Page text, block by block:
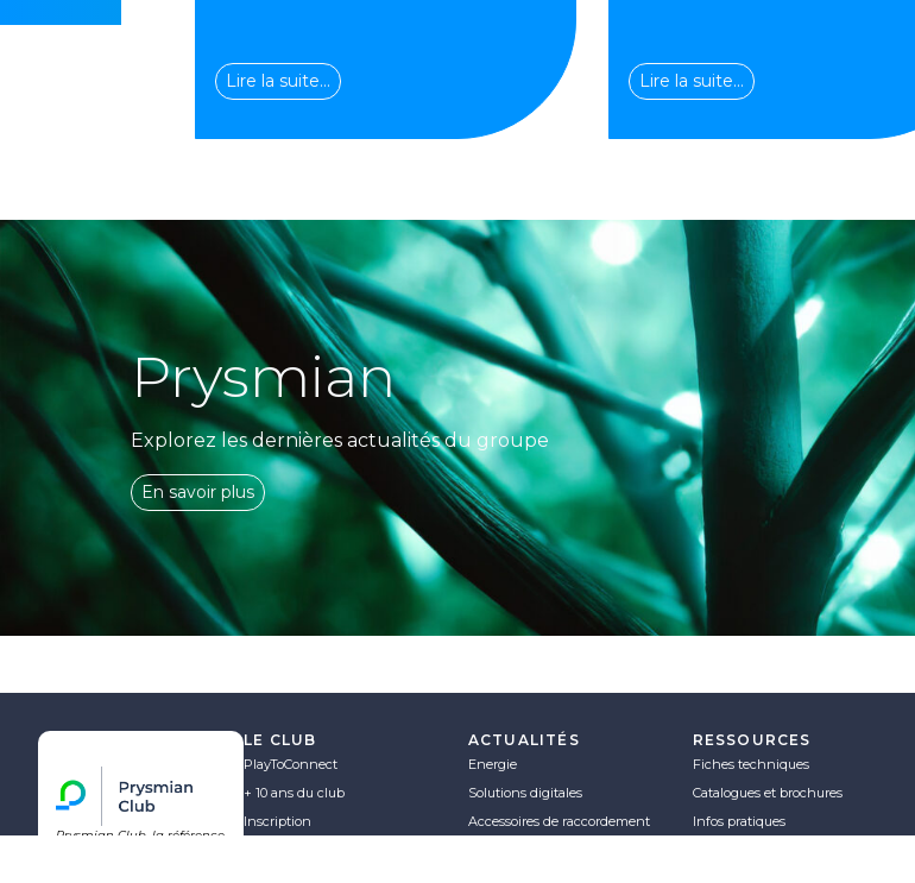
Lire la suite… Lire la suite…
Prysmian
Explorez les dernières actualités du groupe
En savoir plus
Prysmian Club, la référence
LE CLUB
PlayToConnect
+ 10 ans du club
Inscription
ACTUALITÉS
Energie
Solutions digitales
Accessoires de raccordement
RESSOURCES
Fiches techniques
Catalogues et brochures
Infos pratiques